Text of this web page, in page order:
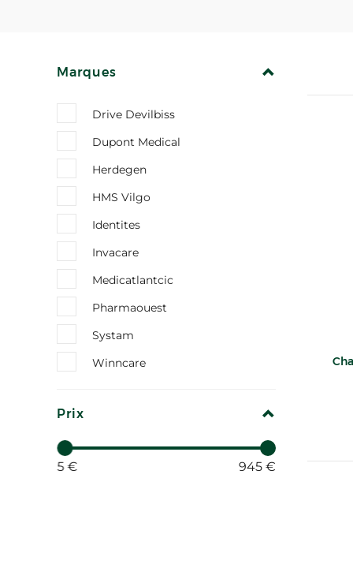
Marques REPLIER
Drive Devilbiss
Dupont Medical
Herdegen
HMS Vilgo
Identites
Invacare
Medicatlantcic
Pharmaouest
Systam
Winncare
Prix REPLIER
5 € 945 €